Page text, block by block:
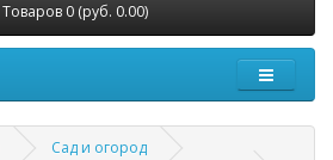
Товаров 0 (руб. 0.00)
Сад и огород